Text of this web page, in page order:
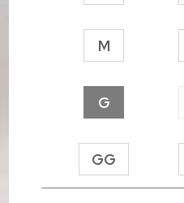
M
G
GG